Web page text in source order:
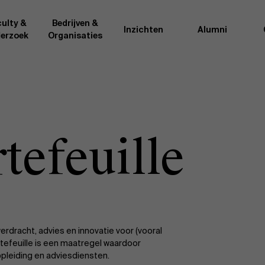
&
lesgevers met
opdracht aan de school.
ervaring geven zij
Bedrijven &
Organisaties
Inzichten Alumni
advies en innovatie voor (vooral
is een maatregel waardoor
en adviesdiensten.